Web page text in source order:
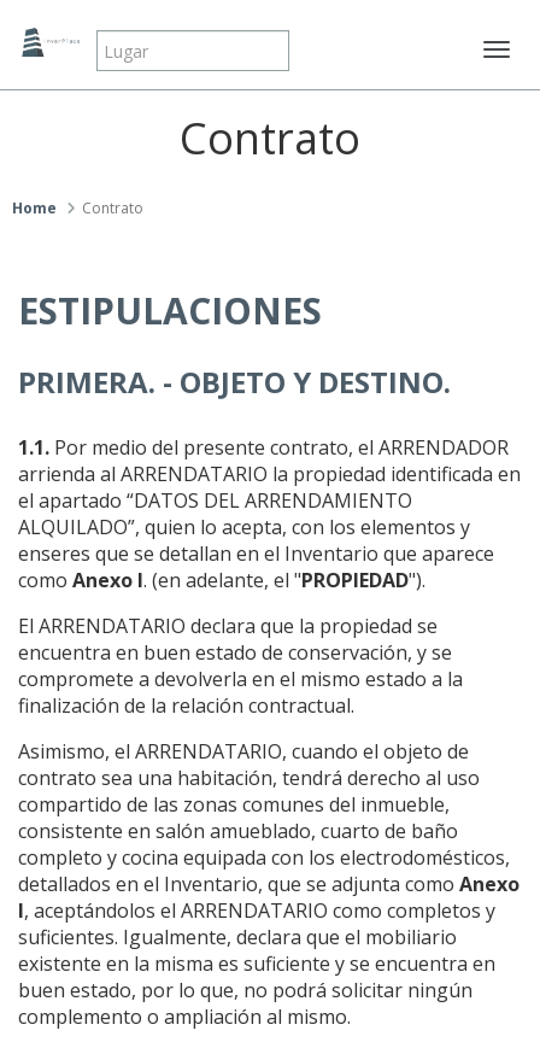
Contrato
Home Contrato
ESTIPULACIONES
PRIMERA. - OBJETO Y DESTINO.
1.1. Por medio del presente contrato, el ARRENDADOR
arrienda al ARRENDATARIO la propiedad identificada en
el apartado “DATOS DEL ARRENDAMIENTO
ALQUILADO”, quien lo acepta, con los elementos y
enseres que se detallan en el Inventario que aparece
como Anexo I. (en adelante, el "PROPIEDAD").
El ARRENDATARIO declara que la propiedad se
encuentra en buen estado de conservación, y se
compromete a devolverla en el mismo estado a la
finalización de la relación contractual.
Asimismo, el ARRENDATARIO, cuando el objeto de
contrato sea una habitación, tendrá derecho al uso
compartido de las zonas comunes del inmueble,
consistente en salón amueblado, cuarto de baño
completo y cocina equipada con los electrodomésticos,
detallados en el Inventario, que se adjunta como Anexo
I, aceptándolos el ARRENDATARIO como completos y
suficientes. Igualmente, declara que el mobiliario
existente en la misma es suficiente y se encuentra en
buen estado, por lo que, no podrá solicitar ningún
complemento o ampliación al mismo.